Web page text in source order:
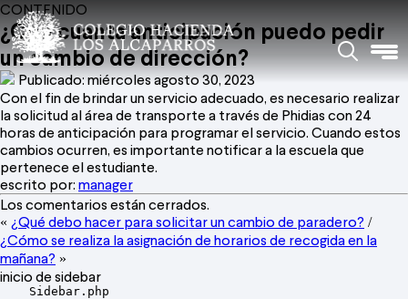
CONTENIDO
¿Con cuanta anticipación puedo pedir
un cambio de dirección?
Publicado: miércoles agosto 30, 2023
Con el fin de brindar un servicio adecuado, es necesario realizar
la solicitud al área de transporte a través de Phidias con 24
horas de anticipación para programar el servicio. Cuando estos
cambios ocurren, es importante notificar a la escuela que
pertenece el estudiante.
escrito por: manager
Los comentarios están cerrados.
« ¿Qué debo hacer para solicitar un cambio de paradero? /
¿Cómo se realiza la asignación de horarios de recogida en la
mañana? »
inicio de sidebar
    Sidebar.php